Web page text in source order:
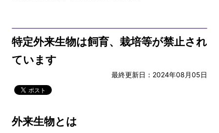
特定外来生物は飼育、栽培等が禁止され
ています
最終更新日：2024年08月05日
外来生物とは